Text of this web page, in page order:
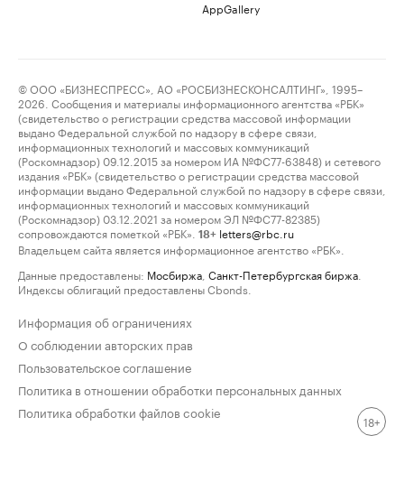
AppGallery
© ООО «БИЗНЕСПРЕСС», АО «РОСБИЗНЕСКОНСАЛТИНГ», 1995–
2026. Сообщения и материалы информационного агентства «РБК»
(свидетельство о регистрации средства массовой информации
выдано Федеральной службой по надзору в сфере связи,
информационных технологий и массовых коммуникаций
(Роскомнадзор) 09.12.2015 за номером ИА №ФС77-63848) и сетевого
издания «РБК» (свидетельство о регистрации средства массовой
информации выдано Федеральной службой по надзору в сфере связи,
информационных технологий и массовых коммуникаций
(Роскомнадзор) 03.12.2021 за номером ЭЛ №ФС77-82385)
сопровождаются пометкой «РБК».
18+ letters@rbc.ru
Владельцем сайта является информационное агентство «РБК».
Данные предоставлены: Мосбиржа Санкт-Петербургская биржа
Индексы облигаций предоставлены Cbonds.
Информация об ограничениях
О соблюдении авторских прав
Пользовательское соглашение
Политика в отношении обработки персональных данных
Политика обработки файлов cookie
18+